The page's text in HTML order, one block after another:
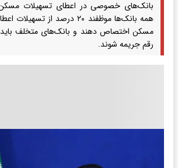
بانک‌های خصوصی در اعطای تسهیلات
همه بانک‌ها موظفند ۲۰ درصد از
رقم جریمه شوند.